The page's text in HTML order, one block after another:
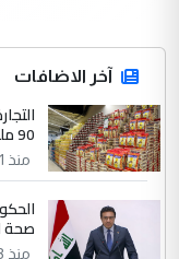
صلاح مهدي حسن
التعليق :
الموضوع :
وتعديل
صلاح مهدي
آخر الاضافات
90 مليار دولار لتعزيز الأمن الغ...
منذ 1 دقيقة
صحة
منذ 3 ساعة